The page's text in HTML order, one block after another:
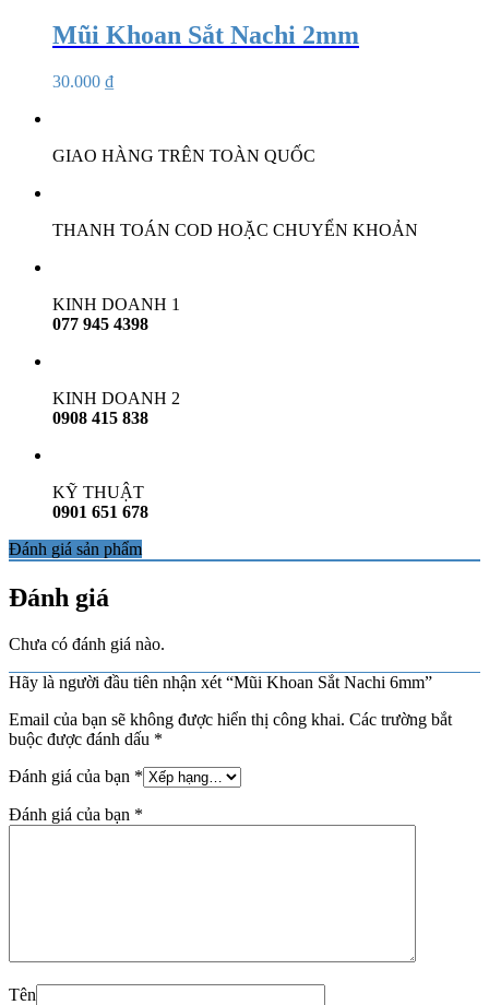
Mũi Khoan Sắt Nachi 2mm
30.000 ₫
GIAO HÀNG TRÊN TOÀN QUỐC
THANH TOÁN COD HOẶC CHUYỂN KHOẢN
KINH DOANH 1
077 945 4398
KINH DOANH 2
0908 415 838
KỸ THUẬT
0901 651 678
Đánh giá sản phẩm
Đánh giá
Chưa có đánh giá nào.
Hãy là người đầu tiên nhận xét “Mũi Khoan Sắt Nachi 6mm”
Email của bạn sẽ không được hiển thị công khai. Các trường bắt
buộc được đánh dấu *
Đánh giá của bạn *
Đánh giá của bạn *
Tên